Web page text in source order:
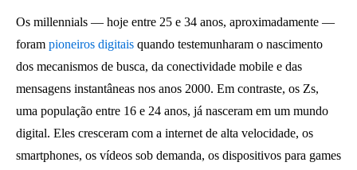
Os millennials — hoje entre 25 e 34 anos, aproximadamente —
foram pioneiros digitais quando testemunharam o nascimento
dos mecanismos de busca, da conectividade mobile e das
mensagens instantâneas nos anos 2000. Em contraste, os Zs,
uma população entre 16 e 24 anos, já nasceram em um mundo
digital. Eles cresceram com a internet de alta velocidade, os
smartphones, os vídeos sob demanda, os dispositivos para games